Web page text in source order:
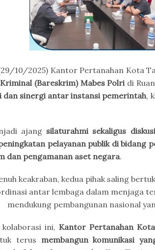
10/2025) Kantor Pertanahan Kota
(Bareskrim) Mabes Polridi
dan sinergi antar instansi pemerintah,
ajang silaturahmi sekaligus
pelayanan publik di bidang
dan pengamanan aset negara.
keakraban, kedua pihak saling
antar lembaga dalam menjaga
mendukung pembangunan nasional
ini, Kantor Pertanahan
terus membangun komunikasi